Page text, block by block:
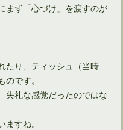
ちが消える理由とは？
まず「心づけ」を渡すのが
たり、ティッシュ（当時
です。
失礼な感覚だったのではな
すね。